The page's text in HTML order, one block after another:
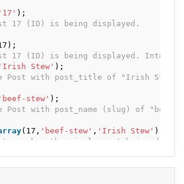
'17' );
17 (ID) is being displayed.
17 (ID) is being displayed. Integer
'Irish Stew' );
Post with post_title of "Irish Stew"
'beef-stew' );
Post with post_name (slug) of
(17, 'beef-stew' , 'Irish Stew' ));
true when the single post being